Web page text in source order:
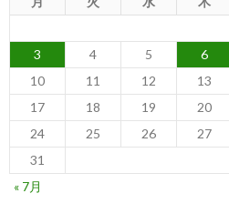
3
4 5 6
10
11 12 13
17
18 19 20
24
25 26 27
31
« 7月